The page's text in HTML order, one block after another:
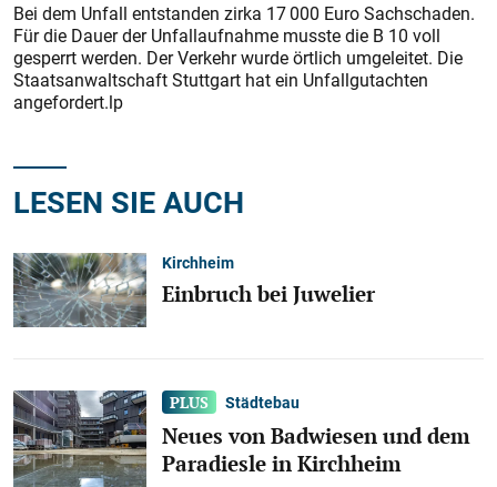
Bei dem Unfall entstanden zirka 17 000 Euro Sachschaden.
Für die Dauer der Unfallaufnahme musste die B 10 voll
gesperrt werden. Der Verkehr wurde örtlich umgeleitet. Die
Staatsanwaltschaft Stuttgart hat ein Unfallgutachten
angefordert.lp
LESEN SIE AUCH
Kirchheim
Einbruch bei Juwelier
Städtebau
Neues von Badwiesen und dem
Paradiesle in Kirchheim